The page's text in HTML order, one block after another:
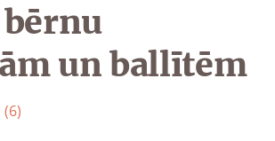
un ballītēm
(6)